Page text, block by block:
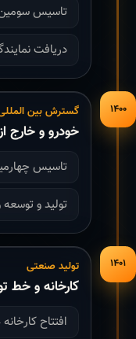
تاسیس سومین
دریافت
۱۴۰۰ گسترش بین
خودرو و خارج
تاسیس
تولید و
۱۴۰۱ تولید صنعتی
کارخانه و خط
افتتاح